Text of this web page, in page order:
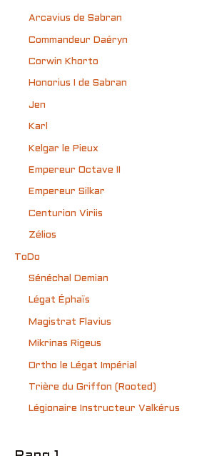
Arcavius de Sabran
Commandeur Daéryn
Corwin Khorto
Honorius I de Sabran
Jen
Karl
Kelgar le Pieux
Empereur Octave II
Empereur Silkar
Centurion Viriis
Zélios
ToDo
Sénéchal Demian
Légat Éphaïs
Magistrat Flavius
Mikrinas Rigeus
Ortho le Légat Impérial
Trière du Griffon (Rooted)
Légionaire Instructeur Valkérus